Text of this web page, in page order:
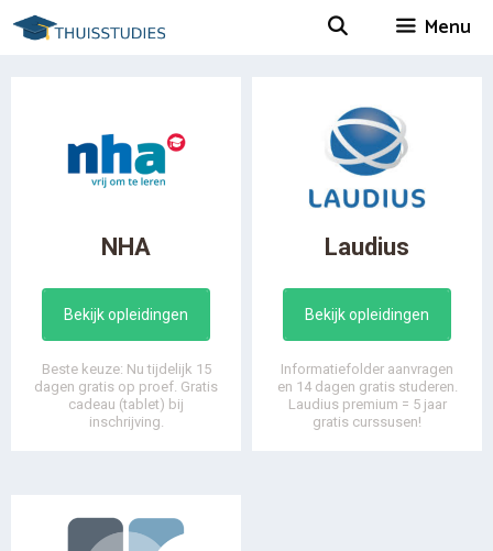
Spring
naar
Menu
NHA
Bekijk opleidingen
Beste keuze: Nu tijdelijk 15
dagen gratis op proef. Gratis
cadeau (tablet) bij
inschrijving.
Laudius
Bekijk opleidingen
Informatiefolder aanvragen
en 14 dagen gratis studeren.
Laudius premium = 5 jaar
gratis curssusen!